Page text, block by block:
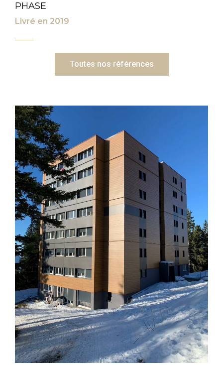
PHASE
Livré en 2019
Toutes nos références